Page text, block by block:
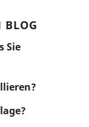
BLOG
Sie